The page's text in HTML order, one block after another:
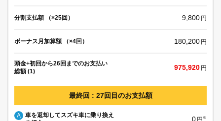
分割支払額 （×25回） 9,800 円
ボーナス月加算額 （×4回） 180,200 円
頭金+初回から26回までのお支払い
総額 (1)
975,920 円
最終回 : 27回目のお支払額
A
車を返却してスズキ車に乗り換え
0 円 ※